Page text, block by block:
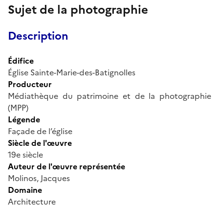
Sujet de la photographie
Description
Édifice
Église Sainte-Marie-des-Batignolles
Producteur
Médiathèque du patrimoine et de la photographie
(MPP)
Légende
Façade de l’église
Siècle de l'œuvre
19e siècle
Auteur de l'œuvre représentée
Molinos, Jacques
Domaine
Architecture